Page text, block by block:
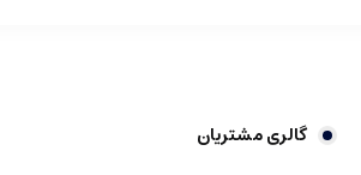
گالری مشتریان